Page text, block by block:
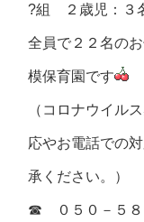
?組 ２歳児：３
全員で２２名の
模保育園です
（コロナウイル
応やお電話での
承ください。）
☎ ０５０－５８